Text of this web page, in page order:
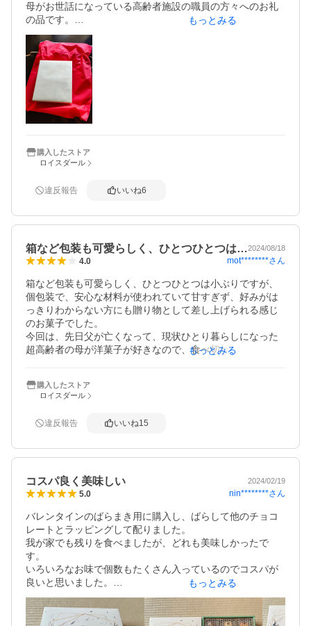
母がお世話になっている高齢者施設の職員の方々へのお礼
の品です。
ギフト設定してなかったのに、写真のような大きな赤い巾
着型の袋に入って届けられました。
(その袋がつぶれないように大きめの段ボール箱に梱包され
ていました）
これからの季節クリスマスに最適な、まるでサンタクロー
スからの贈り物のような可愛いラッピングでした。
もっとみる
購入したストア
ロイスダール
違反報告 いいね6
箱など包装も可愛らしく、ひとつひとつは…2024/08/18
4.0 mot********さん
箱など包装も可愛らしく、ひとつひとつは小ぶりですが、
個包装で、安心な材料が使われていて甘すぎず、好みがは
っきりわからない方にも贈り物として差し上げられる感じ
のお菓子でした。
今回は、先日父が亡くなって、現状ひとり暮らしになった
超高齢者の母が洋菓子が好きなので、食べ切れる小分け
ます。(味としては好きでもナッツはない方が食べやすいよ
うではありますが)
もっとみる
購入したストア
ロイスダール
違反報告 いいね15
コスパ良く美味しい 2024/02/19
5.0 nin********さん
バレンタインのばらまき用に購入し、ばらして他のチョコ
レートとラッピングして配りました。
我が家でも残りを食べましたが、どれも美味しかったで
す。
いろいろなお味で個数もたくさん入っているのでコスパが
良いと思いました。
梱包はパイとクッキーが2段に分かれて入っています。
割れないようにそれぞれ上部はセロファンで圧着されプチ
もっとみる